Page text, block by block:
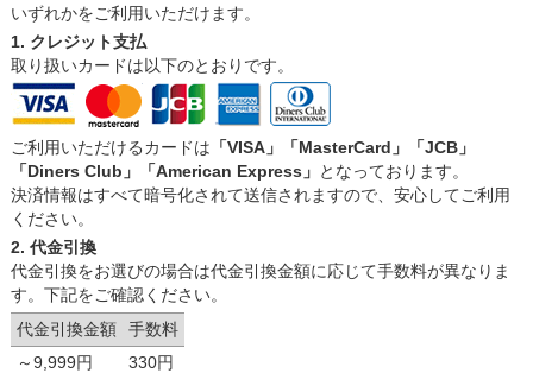
いずれかをご利用いただけます。
1. クレジット支払
取り扱いカードは以下のとおりです。
ご利用いただけるカードは 「VISA」「MasterCard」「JCB」
「Diners Club」「American Express」 となっております。
決済情報はすべて暗号化されて送信されますので、安心してご利用
ください。
2. 代金引換
代金引換をお選びの場合は代金引換金額に応じて手数料が異なりま
す。下記をご確認ください。
代金引換金額
手数料
～9,999円
330円